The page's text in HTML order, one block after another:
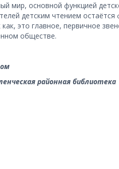
мир, основной функцией
детским чтением
это главное, первичное
обществе.
районная библиотека